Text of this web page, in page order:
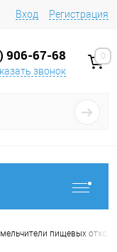
Вход Регистрация
906-67-68
звонок
0
пищевых